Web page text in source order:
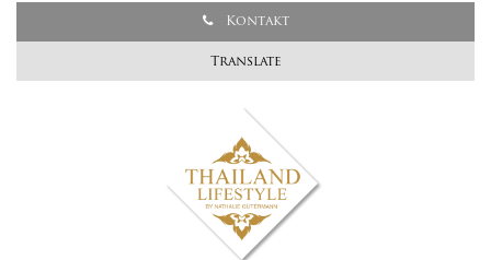
Kontakt
Translate